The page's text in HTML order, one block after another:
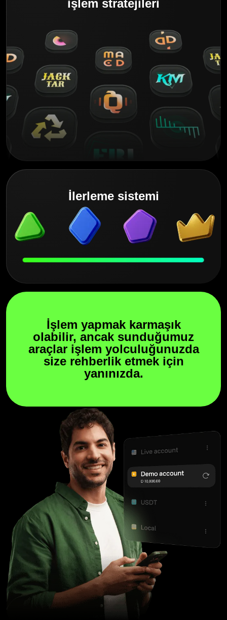
işlem stratejileri
İlerleme sistemi
İşlem yapmak karmaşık
olabilir, ancak sunduğumuz
araçlar işlem yolculuğunuzda
size rehberlik etmek için
yanınızda.